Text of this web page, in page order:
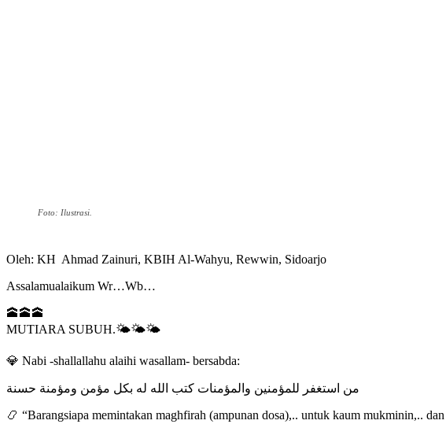
Foto: Ilustrasi.
Oleh: KH Ahmad Zainuri, KBIH Al-Wahyu, Rewwin, Sidoarjo
Assalamualaikum Wr…Wb…
🕋🕋🕋
MUTIARA SUBUH.🌤️🌤️🌤️
💎 Nabi -shallallahu alaihi wasallam- bersabda:
من استغفر للمؤمنين والمؤمنات كتب الله له بكل مؤمن ومؤمنة حسنة
📿 “Barangsiapa memintakan maghfirah (ampunan dosa),.. untuk kaum mukminin,..